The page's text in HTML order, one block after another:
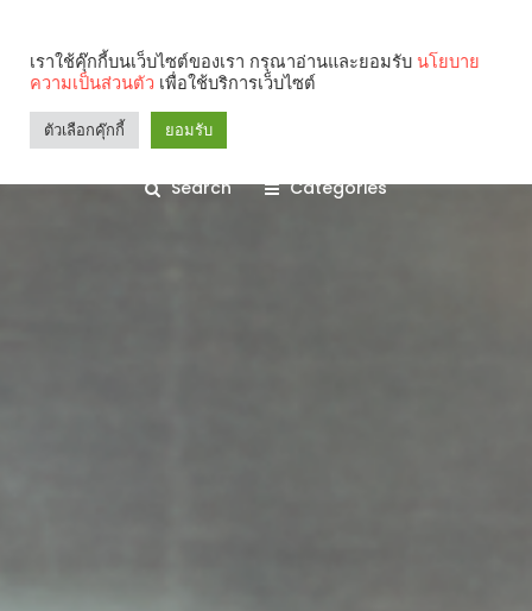
Search Categories
เราใช้คุ๊กกี้บนเว็บไซต์ของเรา กรุณาอ่านและยอมรับ นโยบาย
ความเป็นส่วนตัว เพื่อใช้บริการเว็บไซต์
ตัวเลือกคุ๊กกี้ ยอมรับ